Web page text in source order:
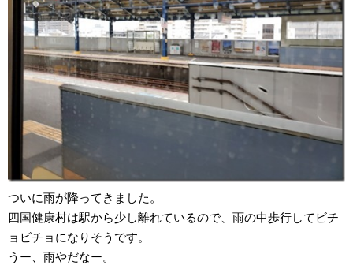
ついに雨が降ってきました。
四国健康村は駅から少し離れているので、雨の中歩行してビチ
ョビチョになりそうです。
うー、雨やだなー。